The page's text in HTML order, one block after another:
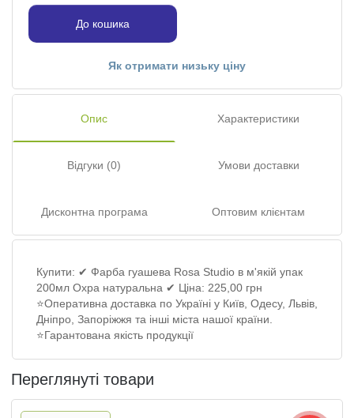
До кошика
Як отримати низьку ціну
Опис Характеристики
Відгуки (0) Умови доставки
Дисконтна програма Оптовим клієнтам
Купити: ✔ Фарба гуашева Rosa Studio в м'якій упак
200мл Охра натуральна ✔ Ціна: 225,00 грн
⭐Оперативна доставка по Україні у Київ, Одесу, Львів,
Дніпро, Запоріжжя та інші міста нашої країни.
⭐Гарантована якість продукції
Переглянуті товари